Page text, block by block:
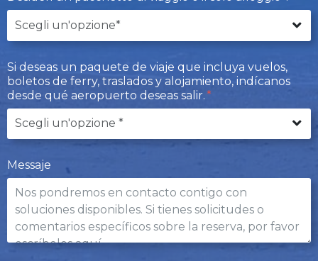
Si deseas un paquete de viaje que incluya vuelos,
boletos de ferry, traslados y alojamiento, indícanos
desde qué aeropuerto deseas salir.
Messaje